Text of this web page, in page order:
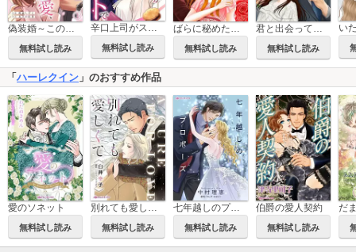
無料試し読み 無料試し読み 無料試し読み 無料試し読み
「ハーレクイン 」のおすすめ作品
愛のソネット
無料試し読み 無料試し読み
七年越しのプロポーズ
無料試し読み
伯爵の愛人契約
無料試し読み